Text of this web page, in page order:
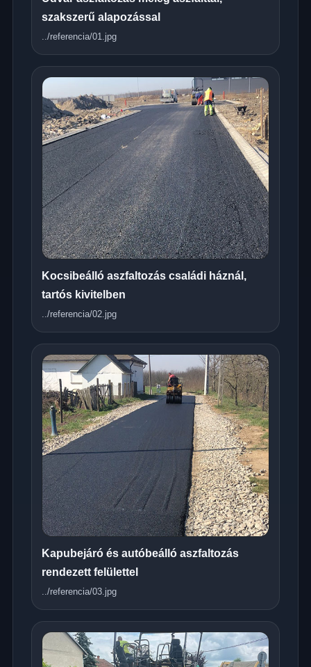
szakszerű alapozással
../referencia/01.jpg
Kocsibeálló aszfaltozás családi háznál,
tartós kivitelben
../referencia/02.jpg
Kapubejáró és autóbeálló aszfaltozás
rendezett felülettel
../referencia/03.jpg